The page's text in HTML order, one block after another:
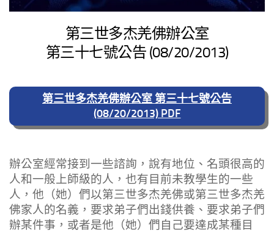
第三世多杰羌佛辦公室
第三十七號公告 (08/20/2013)
第三世多杰羌佛辦公室 第三十七號公告
(08/20/2013) PDF
辦公室經常接到一些諮詢，說有地位、名頭很高的
人和一般上師級的人，也有目前未教學生的一些
人，他（她）們以第三世多杰羌佛或第三世多杰羌
佛家人的名義，要求弟子們出錢供養、要求弟子們
辦某件事，或者是他（她）們自己要達成某種目